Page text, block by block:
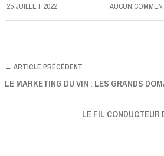
25 JUILLET 2022 AUCUN
← ARTICLE PRÉCÉDENT
LE MARKETING DU VIN : LES GRANDS
LE FIL